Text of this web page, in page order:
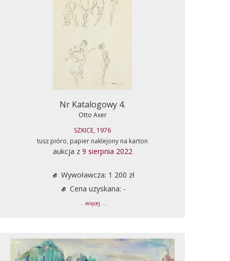
Nr Katalogowy 4.
Otto Axer
SZKICE, 1976
tusz pióro, papier naklejony na karton
aukcja z 9 sierpnia 2022
Wywoławcza: 1 200 zł
Cena uzyskana: -
... więcej ...